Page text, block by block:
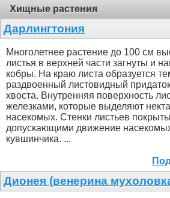
Хищные растения
Дарлингтония
Многолетнее растение до 100 см
листья в верхней части загнуты и
кобры. На краю листа образуется
раздвоенный листовидный
хвоста. Внутренняя поверхность
железками, которые выделяют
насекомых. Стенки листьев
допускающими движение
кувшинчика. ...
Дионея (венерина